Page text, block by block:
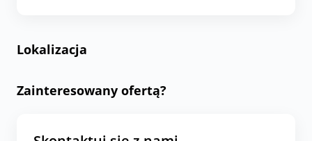
Lokalizacja
Zainteresowany ofertą?